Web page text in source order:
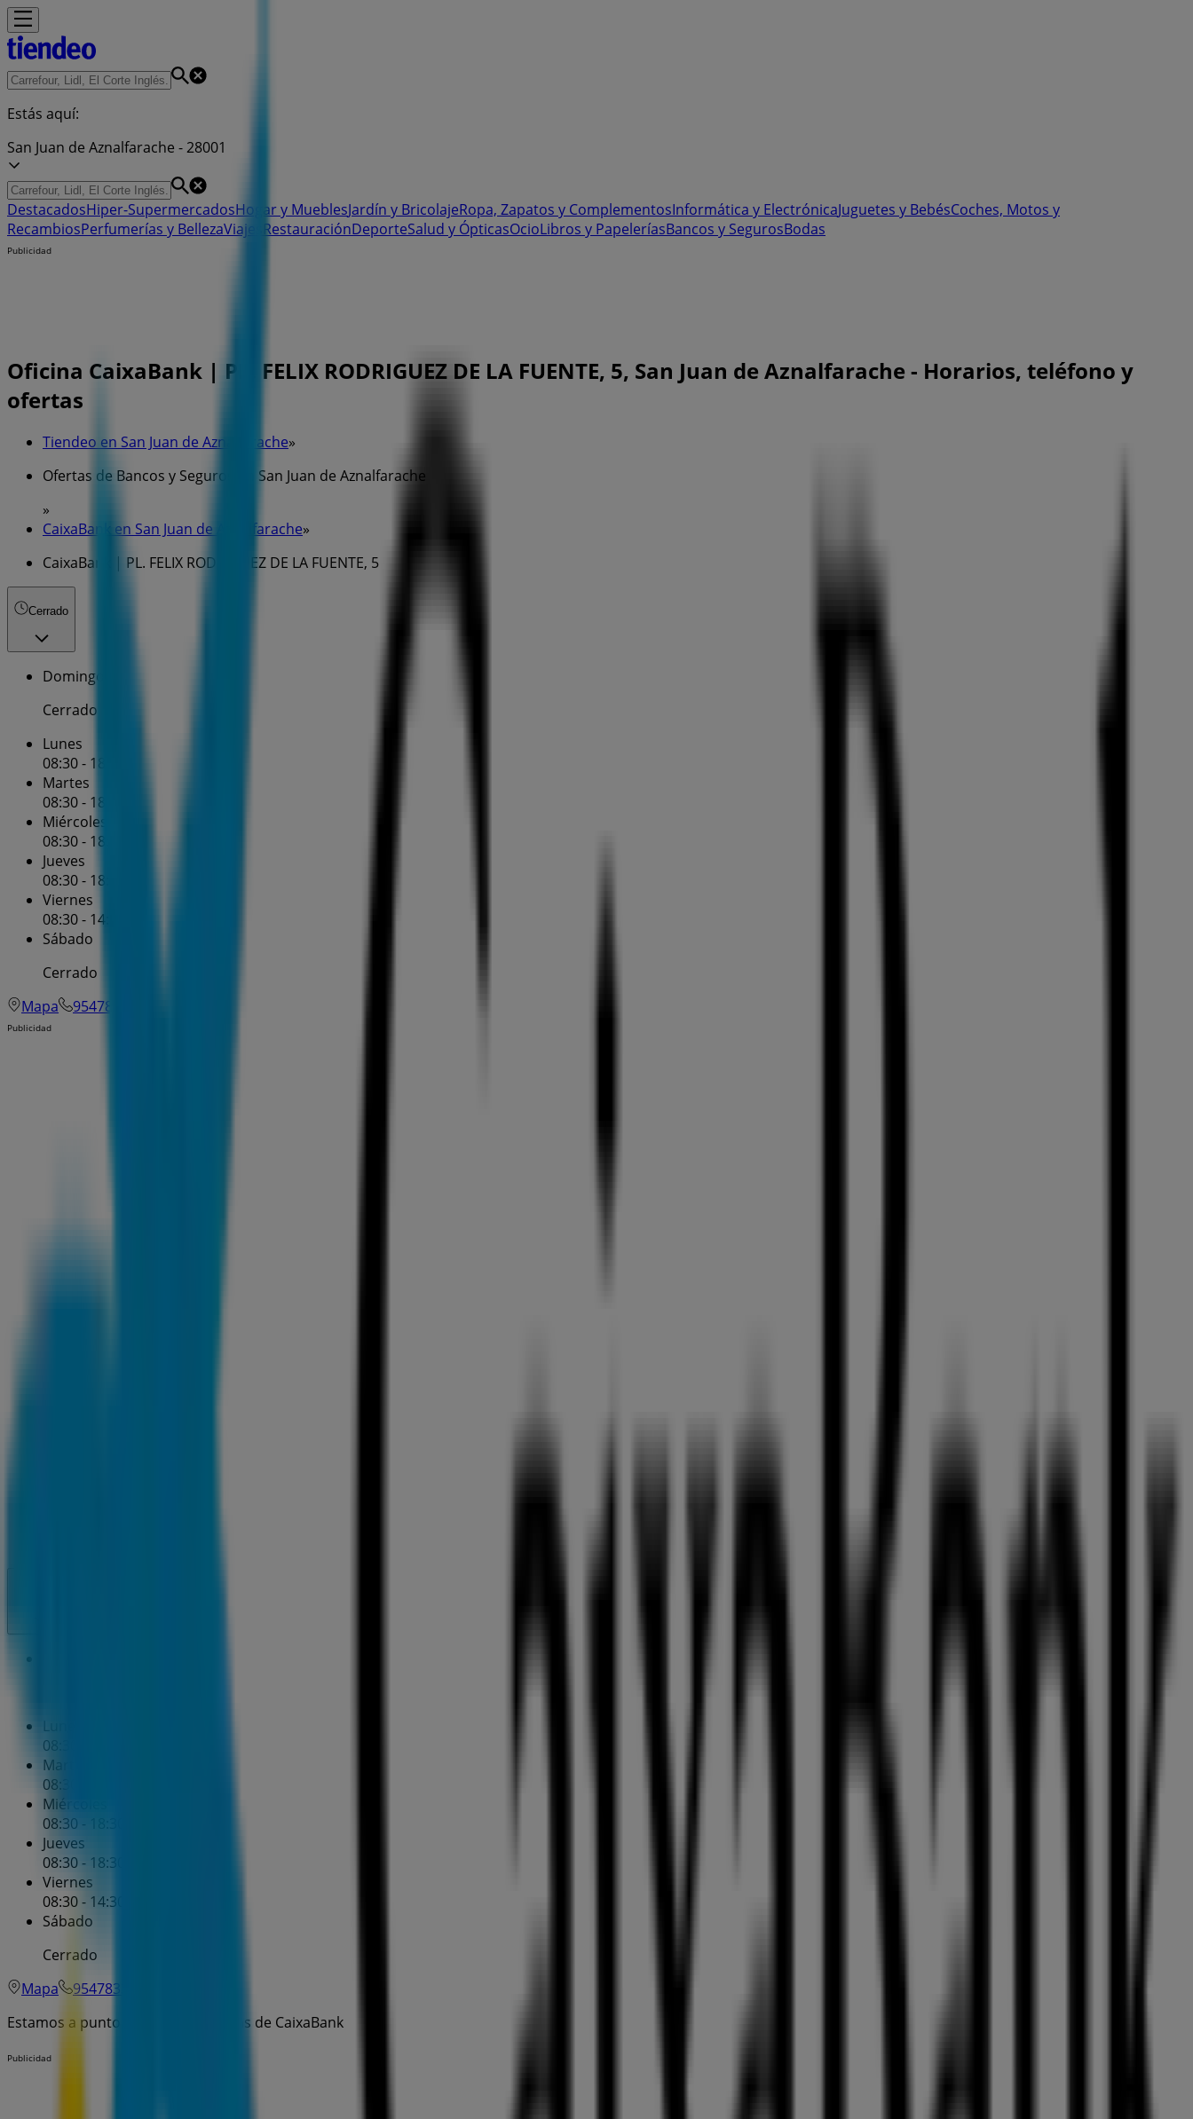
Estás aquí:
San Juan de Aznalfarache - 28001
DestacadosHiper-SupermercadosHogar y MueblesJardín y BricolajeRopa, Zapatos y ComplementosInformática y ElectrónicaJuguetes y BebésCoches, Motos y
RecambiosPerfumerías y BellezaViajes RestauraciónDeporteSalud y ÓpticasOcioLibros y PapeleríasBancos y SegurosBodas
Publicidad
Oficina CaixaBank | PL. FELIX RODRIGUEZ DE LA FUENTE, 5, San Juan de Aznalfarache - Horarios, teléfono y
ofertas
Tiendeo en San Juan de Aznalfarache»
Ofertas de Bancos y Seguros en San Juan de Aznalfarache
»
CaixaBank en San Juan de Aznalfarache»
CaixaBank | PL. FELIX RODRIGUEZ DE LA FUENTE, 5
Cerrado
Domingo
Cerrado
Lunes
08:30 - 18:30
Martes
08:30 - 18:30
Miércoles
08:30 - 18:30
Jueves
08:30 - 18:30
Viernes
08:30 - 14:30
Sábado
Cerrado
Mapa
954783385
Publicidad
Lunes
08:30 - 18:30
Martes
08:30 - 18:30
Miércoles
08:30 - 18:30
Jueves
08:30 - 18:30
Viernes
08:30 - 14:30
Sábado
Cerrado
Mapa
954783385
Estamos a punto de publicar ofertas de CaixaBank
Publicidad